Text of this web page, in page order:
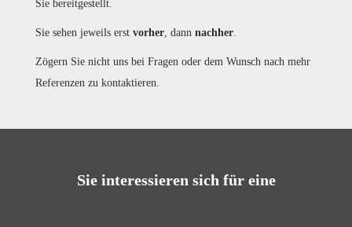
Sie bereitgestellt.
Sie sehen jeweils erst vorher, dann nachher.
Zögern Sie nicht uns bei Fragen oder dem Wunsch nach mehr
Referenzen zu kontaktieren.
Sie interessieren sich für eine